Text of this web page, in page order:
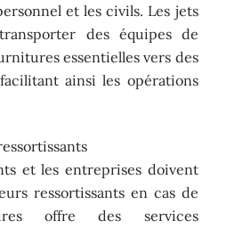
et les civils. Les jets
des équipes de
essentielles vers des
ainsi les opérations
et les entreprises doivent
ressortissants en cas de
offre des services